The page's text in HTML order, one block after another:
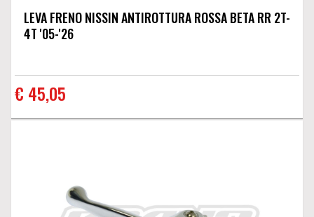
LEVA FRENO NISSIN ANTIROTTURA ROSSA BETA RR 2T-
4T '05-'26
€ 45,05